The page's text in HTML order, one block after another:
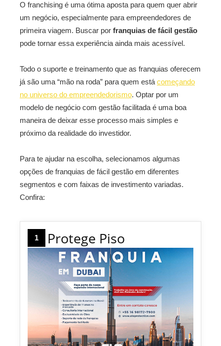
O franchising é uma ótima aposta para quem quer abrir
um negócio, especialmente para empreendedores de
primeira viagem. Buscar por franquias de fácil gestão
pode tornar essa experiência ainda mais acessível.
Todo o suporte e treinamento que as franquias oferecem
já são uma “mão na roda” para quem está começando
no universo do empreendedorismo. Optar por um
modelo de negócio com gestão facilitada é uma boa
maneira de deixar esse processo mais simples e
próximo da realidade do investidor.
Para te ajudar na escolha, selecionamos algumas
opções de franquias de fácil gestão em diferentes
segmentos e com faixas de investimento variadas.
Confira:
1 Protege Piso